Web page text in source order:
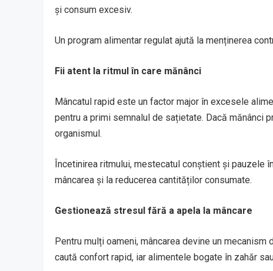
și consum excesiv.
Un program alimentar regulat ajută la menținerea
Fii atent la ritmul în care mănânci
Mâncatul rapid este un factor major în excesele
pentru a primi semnalul de sațietate. Dacă mănânci
organismul.
Încetinirea ritmului, mestecatul conștient și pauzele
mâncarea și la reducerea cantităților consumate.
Gestionează stresul fără a apela la mâncare
Pentru mulți oameni, mâncarea devine un
caută confort rapid, iar alimentele bogate în zahăr